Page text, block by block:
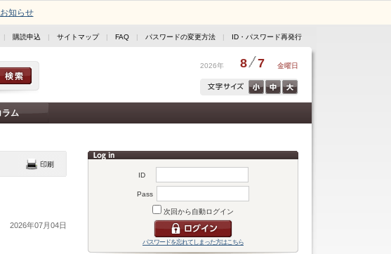
知らせ
| 購読申込 | サイトマップ| FAQ | パスワードの変更方法 | ID・パスワード再発行
2026年 8 7 金曜日
ラム
ID
Pass
次回から自動ログイン
パスワードを忘れてしまった方はこちら
2026年07月04日